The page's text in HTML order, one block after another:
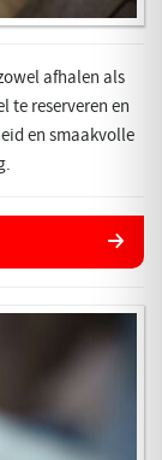
afhalen als
te reserveren en
en smaakvolle